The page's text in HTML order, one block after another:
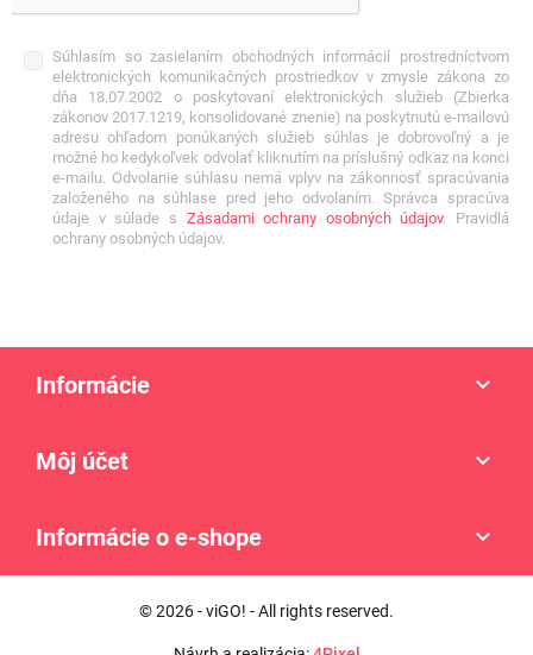
Súhlasím so zasielaním obchodných informácií prostredníctvom
elektronických komunikačných prostriedkov v zmysle zákona zo
dňa 18.07.2002 o poskytovaní elektronických služieb (Zbierka
zákonov 2017.1219, konsolidované znenie) na poskytnutú e-mailovú
adresu ohľadom ponúkaných služieb súhlas je dobrovoľný a je
možné ho kedykoľvek odvolať kliknutím na príslušný odkaz na konci
e-mailu. Odvolanie súhlasu nemá vplyv na zákonnosť spracúvania
založeného na súhlase pred jeho odvolaním. Správca spracúva
údaje v súlade s Zásadami ochrany osobných údajov. Pravidlá
ochrany osobných údajov.
Informácie 
Môj účet 
Informácie o e-shope 
© 2026 - viGO! - All rights reserved.